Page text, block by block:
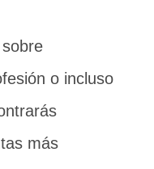
o incluso
más